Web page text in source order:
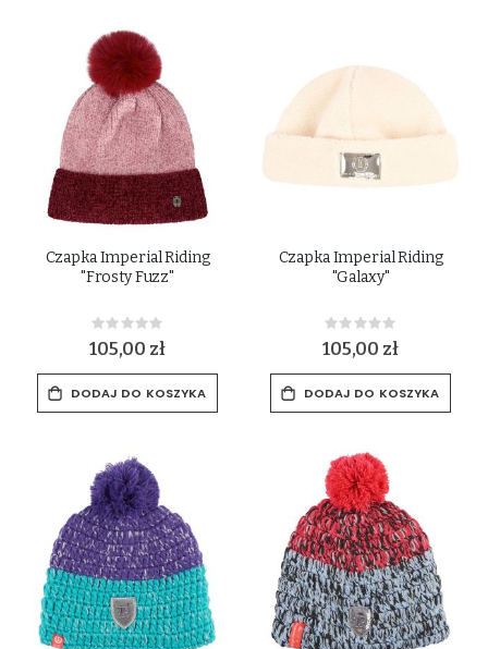
Czapka Imperial Riding
"Frosty Fuzz"
Rating:
0%
105,00 zł
DODAJ DO KOSZYKA
Czapka Imperial Riding
"Galaxy"
Rating:
0%
105,00 zł
DODAJ DO KOSZYKA